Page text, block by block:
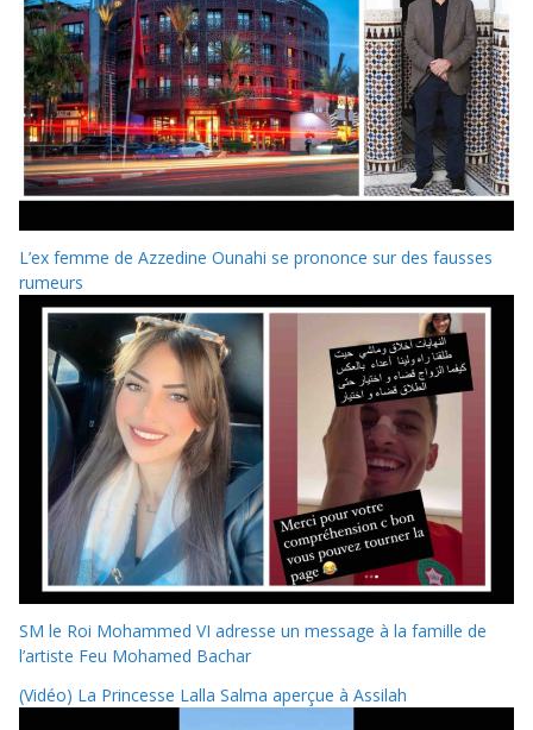
L’ex femme de Azzedine Ounahi se prononce sur des fausses
rumeurs
SM le Roi Mohammed VI adresse un message à la famille de
l’artiste Feu Mohamed Bachar
(Vidéo) La Princesse Lalla Salma aperçue à Assilah